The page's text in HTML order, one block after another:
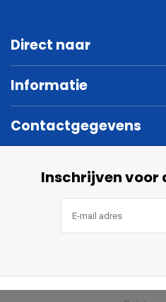
Direct naar
Informatie
Contactgegevens
Inschrijven voor